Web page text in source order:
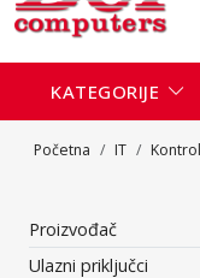
KATEGORIJE
Početna IT
Proizvođač
Ulazni priključci